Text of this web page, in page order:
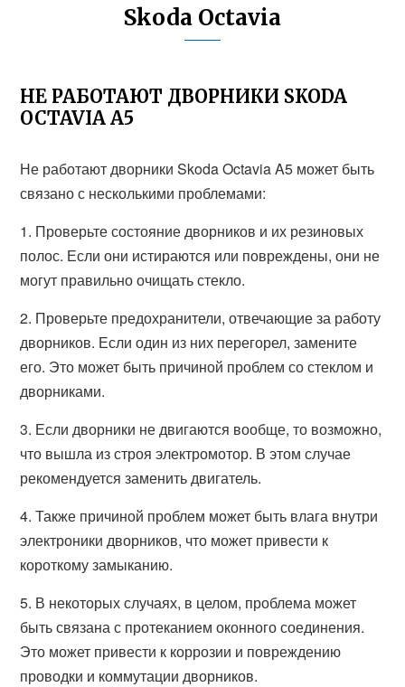
Skoda Octavia
НЕ РАБОТАЮТ ДВОРНИКИ SKODA
OCTAVIA A5
Не работают дворники Skoda Octavia A5 может быть
связано с несколькими проблемами:
1. Проверьте состояние дворников и их резиновых
полос. Если они истираются или повреждены, они не
могут правильно очищать стекло.
2. Проверьте предохранители, отвечающие за работу
дворников. Если один из них перегорел, замените
его. Это может быть причиной проблем со стеклом и
дворниками.
3. Если дворники не двигаются вообще, то возможно,
что вышла из строя электромотор. В этом случае
рекомендуется заменить двигатель.
4. Также причиной проблем может быть влага внутри
электроники дворников, что может привести к
короткому замыканию.
5. В некоторых случаях, в целом, проблема может
быть связана с протеканием оконного соединения.
Это может привести к коррозии и повреждению
проводки и коммутации дворников.